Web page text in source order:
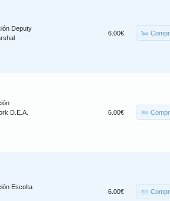
Deputy
6.00€
D.E.A.
6.00€
Escolta
6.00€